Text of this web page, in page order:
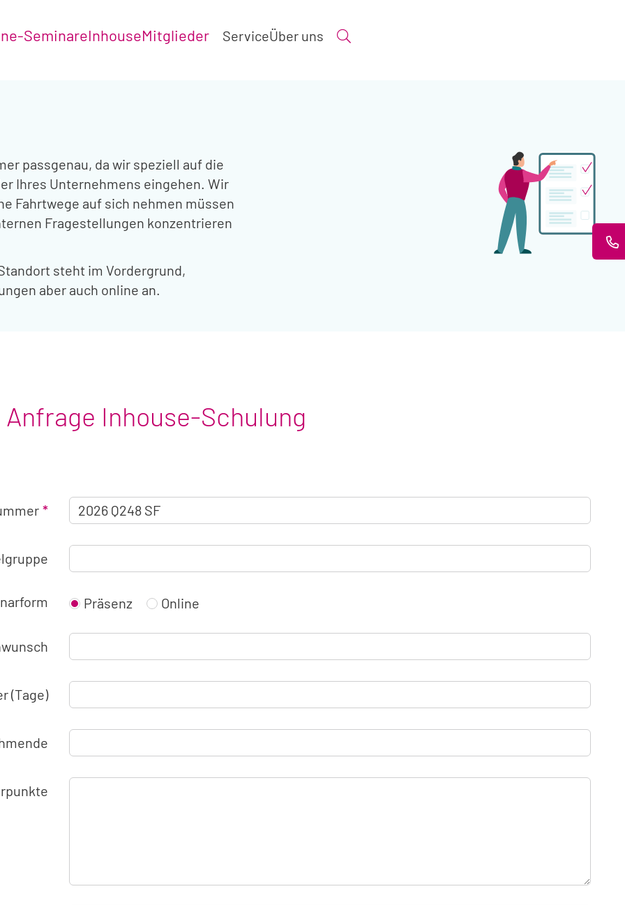
SeminareInhouseMitglieder ServiceÜber uns Suche öffnen
passgenau, da wir speziell auf die
Ihres Unternehmens eingehen. Wir
Fahrtwege auf sich nehmen müssen
Fragestellungen konzentrieren
steht im Vordergrund,
aber auch online an.
Anfrage Inhouse-Schulung
Angaben
Präsenz Online
(Tage)